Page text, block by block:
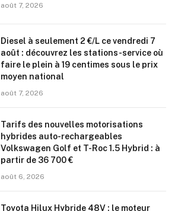
août 7, 2026
Diesel à seulement 2 €/L ce vendredi 7
août : découvrez les stations-service où
faire le plein à 19 centimes sous le prix
moyen national
août 7, 2026
Tarifs des nouvelles motorisations
hybrides auto-rechargeables
Volkswagen Golf et T-Roc 1.5 Hybrid : à
partir de 36 700 €
août 6, 2026
Toyota Hilux Hybride 48V : le moteur